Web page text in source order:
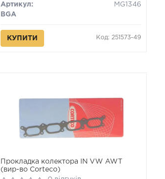
Артикул:
MG1346
BGA
КУПИТИ Код: 251573-49
Прокладка колектора IN VW AWT
(вир-во Corteco)